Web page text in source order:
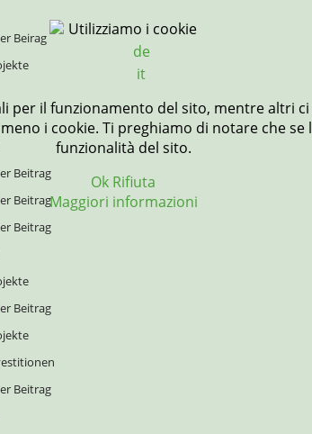
Beirag
Beitrag
Beitrag
Beitrag
Beitrag
Beitrag
Utilizziamo i cookie
de
it
per il funzionamento del sito, mentre altri
i cookie. Ti preghiamo di notare che
funzionalità del sito.
Ok Rifiuta
Maggiori informazioni